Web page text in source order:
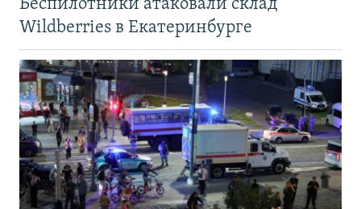
Беспилотники атаковали склад
Wildberries в Екатеринбурге